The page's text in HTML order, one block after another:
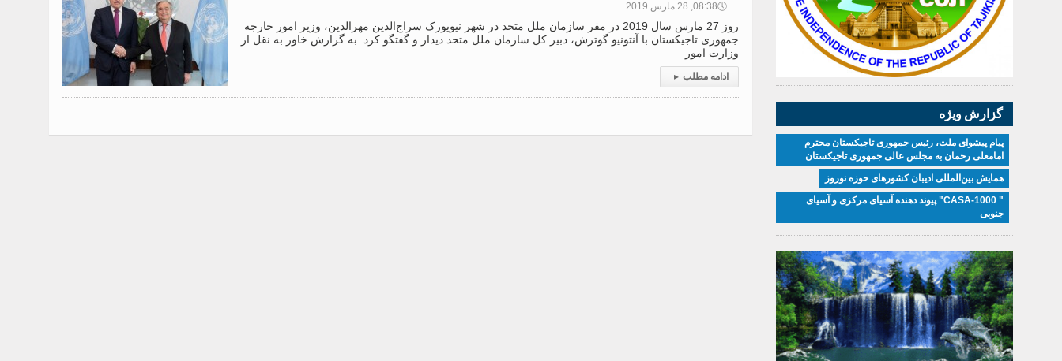
🕔08:38, 28.مارس 2019
روز 27 مارس سال 2019 در مقر سازمان ملل متحد در شهر نیویورک سراج‌الدین مهر‌الدین، وزیر امور خارجه
جمهوری تاجیکستان با آنتونیو گوترش، دبیر کل سازمان ملل متحد دیدار و گفتگو کرد. به گزارش خاور به نقل از
وزارت امور
ادامه مطلب ▸
گزارش ویژه
پیام پیشوای ملت، رئیس جمهوری تاجیکستان محترم
امامعلی رحمان به مجلس عالی جمهوری تاجیکستان
همایش بین‌المللی ادیبان کشور‌های حوزه نوروز
" CASA-1000" پیوند دهنده آسیای مرکزی و آسیای
جنوبی